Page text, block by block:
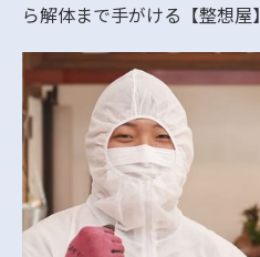
ら解体まで手がける【整想屋